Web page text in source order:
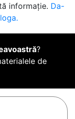
informație. Da-
?
de